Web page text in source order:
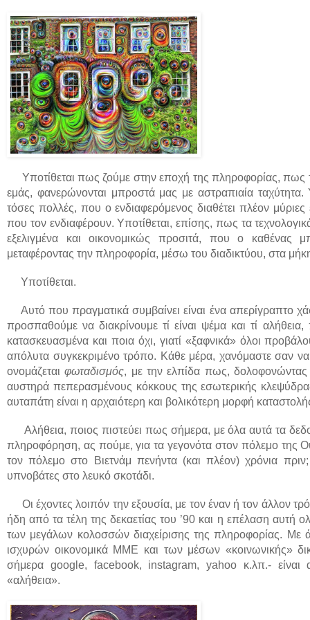
Υποτίθεται πως ζούμε στην εποχή της πληροφορίας, πως
εμάς, φανερώνονται μπροστά μας με αστραπιαία
τόσες πολλές, που ο ενδιαφερόμενος διαθέτει πλέον
που τον ενδιαφέρουν. Υποτίθεται, επίσης, πως τα
εξελιγμένα και οικονομικώς προσιτά, που ο καθένας
μεταφέροντας την πληροφορία, μέσω του διαδικτύου, στα
Υποτίθεται.
Αυτό που πραγματικά συμβαίνει είναι ένα απερίγραπτο
προσπαθούμε να διακρίνουμε τί είναι ψέμα και τί
κατασκευασμένα και ποια όχι, γιατί «ξαφνικά» όλοι
απόλυτα συγκεκριμένο τρόπο. Κάθε μέρα, χανόμαστε σαν
ονομάζεταιφωταδισμός, με την ελπίδα πως, δολοφονώντας
αυστηρά πεπερασμένους κόκκους της εσωτερικής
αυταπάτη είναι η αρχαιότερη και βολικότερη μορφή
Αλήθεια, ποιος πιστεύει πως σήμερα, με όλα αυτά τα
πληροφόρηση, ας πούμε, για τα γεγονότα στον πόλεμο της
τον πόλεμο στο Βιετνάμ πενήντα (και πλέον) χρόνια
υπνοβάτες στο λευκό σκοτάδι.
Οι έχοντες λοιπόν την εξουσία, με τον έναν ή τον άλλον
ήδη από τα τέλη της δεκαετίας του ’90 και η επέλαση αυτή
των μεγάλων κολοσσών διαχείρισης της πληροφορίας. Με
ισχυρών οικονομικά ΜΜΕ και των μέσων «κοινωνικής»
σήμερα google, facebook, instagram, yahoo κ.λπ.- είναι
«αλήθεια».